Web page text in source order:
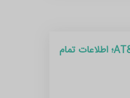
هک مجدد شرکت مخابراتی AT&T؛ اطلاعات تمام